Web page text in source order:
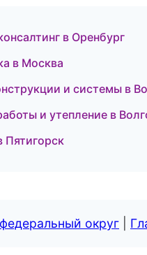
в Оренбург
в Москва
и системы в
и утепление в
округ